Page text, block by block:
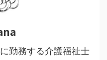
勤務する介護福祉士